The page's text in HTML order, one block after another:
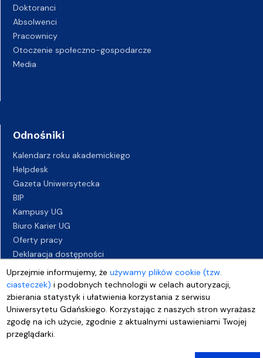
Uprzejmie informujemy, żeużywamy plików cookie (tzw.
ciasteczek) i podobnych technologii w celach autoryzacji,
zbierania statystyk i ułatwienia korzystania z serwisu
Uniwersytetu Gdańskiego. Korzystając z naszych stron wyrażasz
zgodę na ich użycie, zgodnie z aktualnymi ustawieniami Twojej
przeglądarki.
Doktoranci
Absolwenci
Pracownicy
Otoczenie społeczno-gospodarcze
Media
Odnośniki
Kalendarz roku akademickiego
Helpdesk
Gazeta Uniwersytecka
BIP
Kampusy UG
Biuro Karier UG
Oferty pracy
Deklaracja dostępności